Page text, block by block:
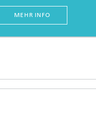
MEHR INFO